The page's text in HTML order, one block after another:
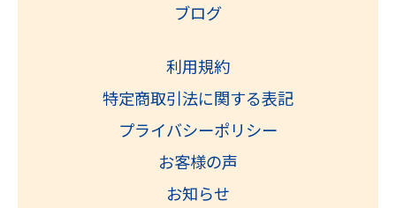
ブログ
利用規約
特定商取引法に関する表記
プライバシーポリシー
お客様の声
お知らせ